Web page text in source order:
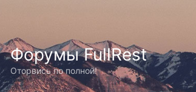
Форумы FullRest
Оторвись по полной!